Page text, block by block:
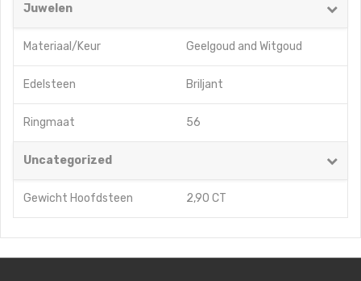
Juwelen
Materiaal/Keur Geelgoud and Witgoud
Edelsteen Briljant
Ringmaat 56
Uncategorized
Gewicht Hoofdsteen 2,90 CT